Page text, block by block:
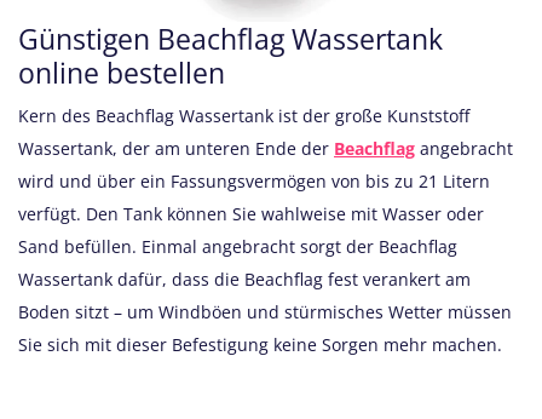
Günstigen Beachflag Wassertank
online bestellen
Kern des Beachflag Wassertank ist der große Kunststoff
Wassertank, der am unteren Ende der Beachflag angebracht
wird und über ein Fassungsvermögen von bis zu 21 Litern
verfügt. Den Tank können Sie wahlweise mit Wasser oder
Sand befüllen. Einmal angebracht sorgt der Beachflag
Wassertank dafür, dass die Beachflag fest verankert am
Boden sitzt – um Windböen und stürmisches Wetter müssen
Sie sich mit dieser Befestigung keine Sorgen mehr machen.